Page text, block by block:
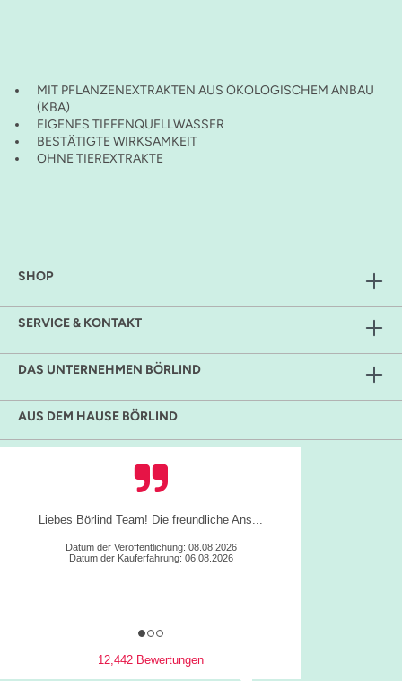
MIT PFLANZENEXTRAKTEN AUS ÖKOLOGISCHEM ANBAU
(KBA)
EIGENES TIEFENQUELLWASSER
BESTÄTIGTE WIRKSAMKEIT
OHNE TIEREXTRAKTE
SHOP
SERVICE & KONTAKT
DAS UNTERNEHMEN BÖRLIND
AUS DEM HAUSE BÖRLIND
Es ist alles sehr gut gelaufen.
Datum der Veröffentlichung: 06.08.2026
Datum der Kauferfahrung: 05.08.2026
12,442 Bewertungen